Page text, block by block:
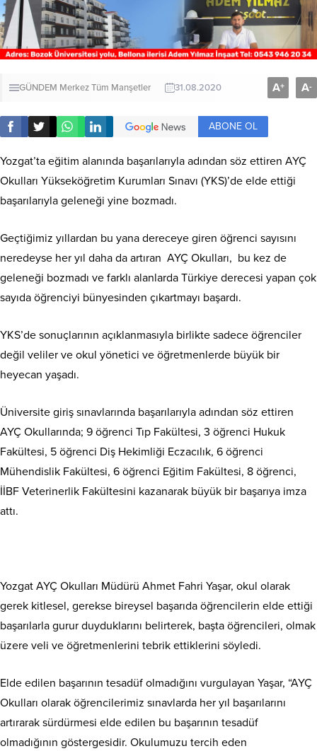
GÜNDEM MerkezTüm Manşetler 31.08.2020 A+ A-
ABONE OL
Yozgat’ta eğitim alanında başarılarıyla adından söz ettiren AYÇ
Okulları Yükseköğretim Kurumları Sınavı (YKS)’de elde ettiği
başarılarıyla geleneği yine bozmadı.
Geçtiğimiz yıllardan bu yana dereceye giren öğrenci sayısını
neredeyse her yıl daha da artıran AYÇ Okulları, bu kez de
geleneği bozmadı ve farklı alanlarda Türkiye derecesi yapan çok
sayıda öğrenciyi bünyesinden çıkartmayı başardı.
YKS’de sonuçlarının açıklanmasıyla birlikte sadece öğrenciler
değil veliler ve okul yönetici ve öğretmenlerde büyük bir
heyecan yaşadı.
Üniversite giriş sınavlarında başarılarıyla adından söz ettiren
AYÇ Okullarında; 9 öğrenci Tıp Fakültesi, 3 öğrenci Hukuk
Fakültesi, 5 öğrenci Diş Hekimliği Eczacılık, 6 öğrenci
Mühendislik Fakültesi, 6 öğrenci Eğitim Fakültesi, 8 öğrenci,
İİBF Veterinerlik Fakültesini kazanarak büyük bir başarıya imza
attı.
Yozgat AYÇ Okulları Müdürü Ahmet Fahri Yaşar, okul olarak
gerek kitlesel, gerekse bireysel başarıda öğrencilerin elde ettiği
başarılarla gurur duyduklarını belirterek, başta öğrencileri, olmak
üzere veli ve öğretmenlerini tebrik ettiklerini söyledi.
Elde edilen başarının tesadüf olmadığını vurgulayan Yaşar, “AYÇ
Okulları olarak öğrencilerimiz sınavlarda her yıl başarılarını
artırarak sürdürmesi elde edilen bu başarının tesadüf
olmadığının göstergesidir. Okulumuzu tercih eden